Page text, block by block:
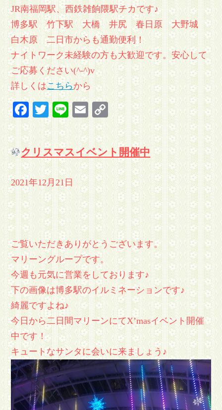
JR南福岡駅、西鉄雑餉隈駅チカです♪
博多駅 竹下駅 大橋 井尻 春日原 大野城
白木原 二日市からも通勤便利！
ナイトワーク未経験の方も大歓迎です。安心して
ご応募ください(^-^)v
詳しくはこちらから
Facebook
Twitter
LineEmailCopy
Link
クリスマスイベント開催中
2021年12月21日
ご覧いただきありがとうございます。
マリーングループです。
今週も元気に営業をしております♪
下の画像は博多駅のイルミネーションです♪
綺麗ですよね♪
今日から二日間マリーンにてX’masイベント開催
中です！
キュートなサンタに会いに来ましょう♪